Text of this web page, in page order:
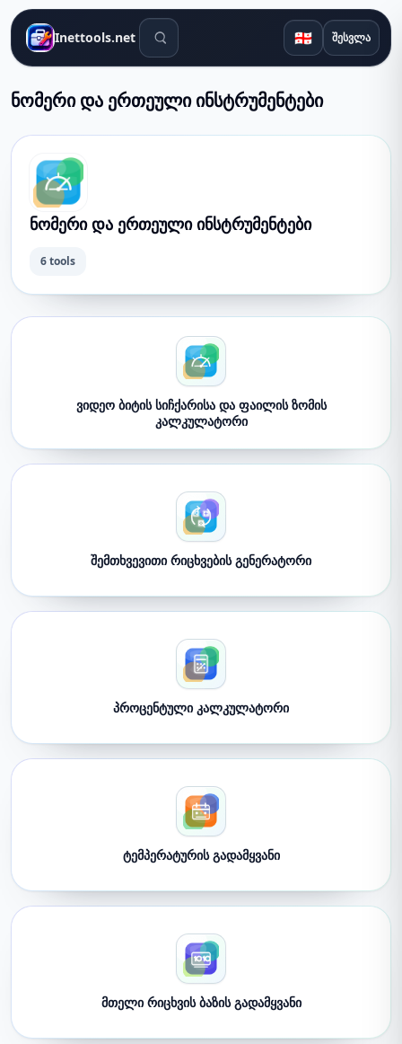
Inettools.net საძიებო ინსტრუმენტები🇬🇪 შესვლა
ნომერი და ერთეული ინსტრუმენტები
ნომერი და ერთეული ინსტრუმენტები
6 tools
ვიდეო ბიტის სიჩქარისა და ფაილის ზომის
კალკულატორი
შემთხვევითი რიცხვების გენერატორი
პროცენტული კალკულატორი
ტემპერატურის გადამყვანი
მთელი რიცხვის ბაზის გადამყვანი